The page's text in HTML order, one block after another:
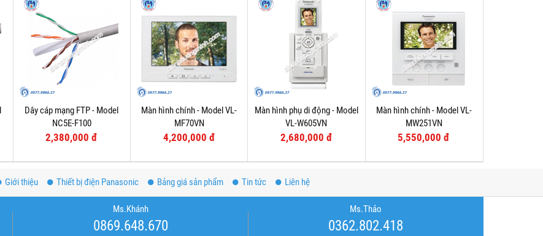
Dây cáp mạng FTP - Model
NC5E-F100
2,380,000 đ
Màn hình chính - Model VL-
MF70VN
4,200,000 đ
Màn hình phụ di động - Model
VL-W605VN
2,680,000 đ
Màn hình chính - Model VL-
MW251VN
5,550,000 đ
Giới thiệu Thiết bị điện Panasonic Bảng giá sản phẩm Tin tức Liên hệ
Ms.Khánh
0869.648.670
Ms.Thảo
0362.802.418